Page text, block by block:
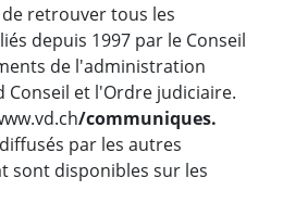
retrouver tous les
depuis 1997 par le Conseil
de l'administration
Conseil et l'Ordre judiciaire.
/communiques.
par les autres
sont disponibles sur les